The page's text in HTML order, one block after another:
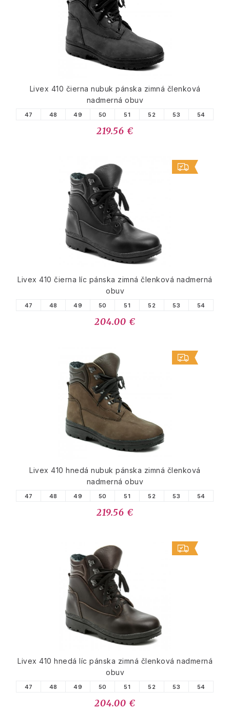
Livex 410 čierna nubuk pánska zimná členková
nadmerná obuv
47 48 49 50 51 52 53 54
219.56 €
Livex 410 čierna líc pánska zimná členková nadmerná
obuv
47 48 49 50 51 52 53 54
204.00 €
Livex 410 hnedá nubuk pánska zimná členková
nadmerná obuv
47 48 49 50 51 52 53 54
219.56 €
Livex 410 hnedá líc pánska zimná členková nadmerná
obuv
47 48 49 50 51 52 53 54
204.00 €